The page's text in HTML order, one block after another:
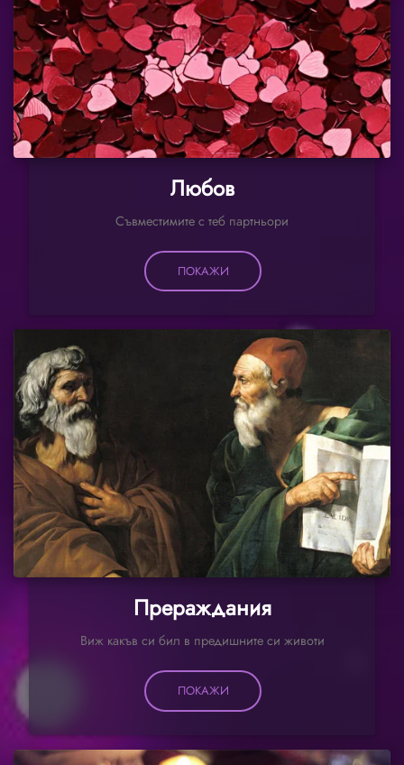
Любов
Съвместимите с теб партньори
ПОКАЖИ
Прераждания
Виж какъв си бил в предишните си животи
ПОКАЖИ